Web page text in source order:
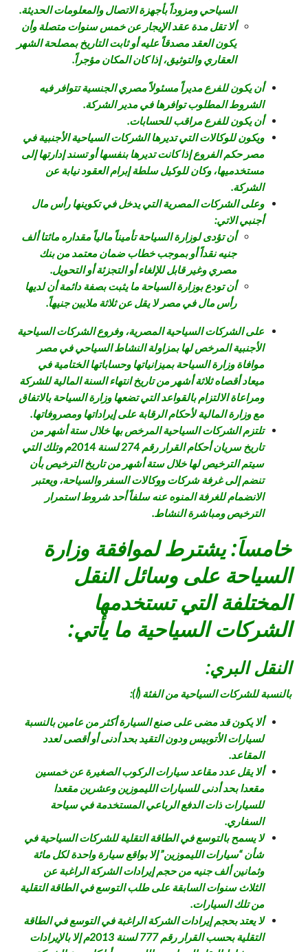
السياحي ومزوداً بأجهزة الاتصال والمعلومات الحديثة.
ألا تقل مدة عقد الإيجار عن خمس سنوات متصلة وأن
يكون العقد مصدقاً عليه أو ثابت التاريخ بمصلحة الشهر
العقاري والتوثيق، إذا كان المكان مؤجراً.
أن يكون للفرع مديراً مسئولاً مصري الجنسية تتوافر فيه
الشروط المطلوب توافرها في مدير الشركة.
أن يكون للفرع مراقب للحسابات.
ويكون للوكالات التي تديرها الشركات السياحية الأجنبية في
مصر حكم الفروع إذا كانت تديرها بنفسها أو تسند إدارتها إلى
مستخدميها، وكان للوكيل سلطة إبرام العقود نيابة عن
الشركة.
وعلى الشركات المصرية التي يدخل في تكوينها رأس مال
أجنبي الاتي:
أن تؤدى لوزارة السياحة تأميناً مالياً مقداره مائتا ألف
جنيه نقداً أو بموجب خطاب ضمان معتمد من بنك
مصري وغير قابل للإلغاء أو التجزئة أو التحويل.
أن تودع بوزارة السياحة ما يثبت بصفة دائمة أن لديها
رأس مال في مصر لا يقل عن ثلاثة ملايين جنيهاً.
على الشركات السياحية المصرية، وفروع الشركات السياحية
الأجنبية المرخص لها بمزاولة النشاط السياحي في مصر
موافاة وزارة السياحة بميزانياتها وحساباتها الختامية في
ميعاد أقصاه ثلاثة أشهر من تاريخ انتهاء السنة المالية للشركة
ومراعاة الالتزام بالقواعد التي تضعها وزارة السياحة بالاتفاق
مع وزارة المالية لأحكام الرقابة على إيراداتها ومصروفاتها.
تلتزم الشركات السياحية المرخص بها خلال ستة أشهر من
تاريخ سريان أحكام القرار رقم 274 لسنة 2014م وتلك التي
سيتم الترخيص لها خلال ستة أشهر من تاريخ الترخيص بأن
تنضم إلى غرفة شركات ووكالات السفر والسياحة، ويعتبر
الانضمام للغرفة المنوه عنه سلفاً أحد شروط استمرار
الترخيص ومباشرة النشاط.
خامساَ: يشترط لموافقة وزارة
السياحة على وسائل النقل
المختلفة التي تستخدمها
الشركات السياحية ما يأتي:
النقل البري:
بالنسبة للشركات السياحية من الفئة (أ):
ألا يكون قد مضى على صنع السيارة أكثر من عامين بالنسبة
لسيارات الأتوبيس ودون التقيد بحد أدنى أو أقصى لعدد
المقاعد.
ألا يقل عدد مقاعد سيارات الركوب الصغيرة عن خمسين
مقعدا بحد أدنى للسيارات الليموزين وعشرين مقعدا
للسيارات ذات الدفع الرباعي المستخدمة في سياحة
السفاري.
لا يسمح بالتوسع في الطاقة التقلية للشركات السياحية في
شأن “سيارات الليموزين” إلا بواقع سيارة واحدة لكل مائة
وثمانين ألف جنيه من حجم إيرادات الشركة الراغبة عن
الثلاث سنوات السابقة على طلب التوسع في الطاقة التقلية
من تلك السيارات.
لا يعتد بحجم إيرادات الشركة الراغبة في التوسع في الطاقة
التقلية بحسب القرار رقم 777 لسنة 2013م إلا بالإيرادات